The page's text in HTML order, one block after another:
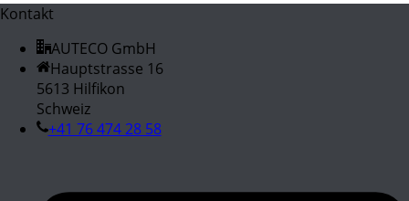
Kontakt
AUTECO GmbH
Hauptstrasse 16
5613 Hilfikon
Schweiz
+41 76 474 28 58